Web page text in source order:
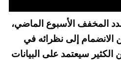
المخفف الأسبوع الماضي،
الانضمام إلى نظرائه في
سيعتمد على البيانات